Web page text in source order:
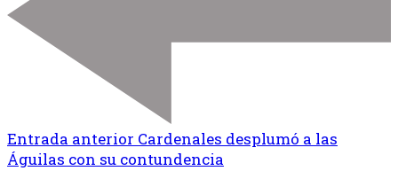
Entrada anterior Cardenales desplumó a las
Águilas con su contundencia